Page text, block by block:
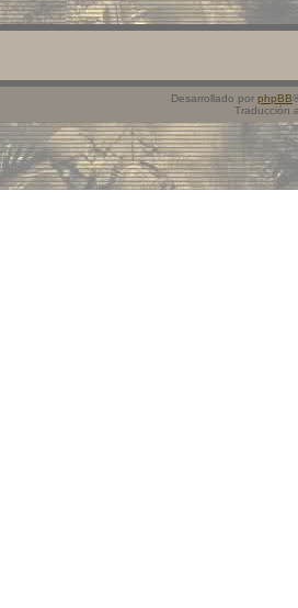
Desarrollado por phpBB
Traducción